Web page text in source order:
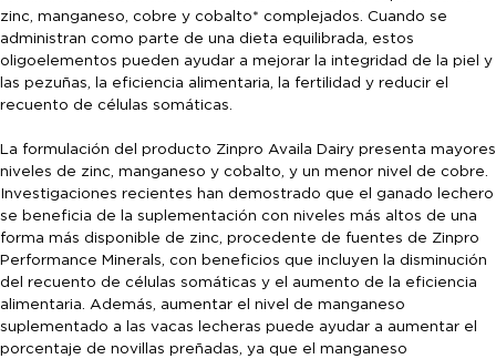
zinc, manganeso, cobre y cobalto* complejados. Cuando se
administran como parte de una dieta equilibrada, estos
oligoelementos pueden ayudar a mejorar la integridad de la piel y
las pezuñas, la eficiencia alimentaria, la fertilidad y reducir el
recuento de células somáticas.
La formulación del producto Zinpro Availa Dairy presenta mayores
niveles de zinc, manganeso y cobalto, y un menor nivel de cobre.
Investigaciones recientes han demostrado que el ganado lechero
se beneficia de la suplementación con niveles más altos de una
forma más disponible de zinc, procedente de fuentes de Zinpro
Performance Minerals, con beneficios que incluyen la disminución
del recuento de células somáticas y el aumento de la eficiencia
alimentaria. Además, aumentar el nivel de manganeso
suplementado a las vacas lecheras puede ayudar a aumentar el
porcentaje de novillas preñadas, ya que el manganeso